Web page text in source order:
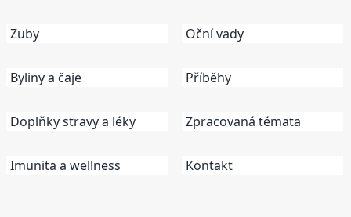
Zuby
Byliny a čaje
Doplňky stravy a léky
Imunita a wellness
Oční vady
Příběhy
Zpracovaná témata
Kontakt